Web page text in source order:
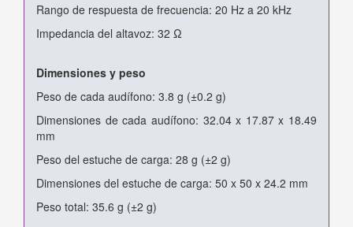
Rango de respuesta de frecuencia: 20 Hz a 20 kHz
Impedancia del altavoz: 32 Ω
Dimensiones y peso
Peso de cada audífono: 3.8 g (±0.2 g)
Dimensiones de cada audífono: 32.04 x 17.87 x 18.49
mm
Peso del estuche de carga: 28 g (±2 g)
Dimensiones del estuche de carga: 50 x 50 x 24.2 mm
Peso total: 35.6 g (±2 g)